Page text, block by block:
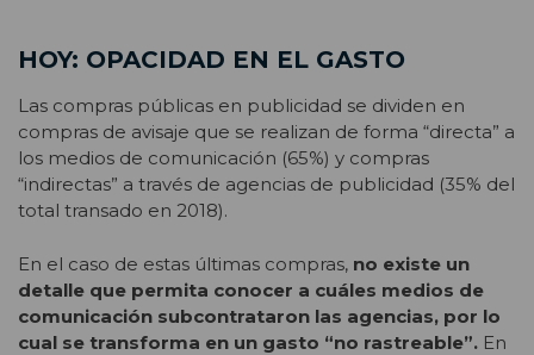
HOY: OPACIDAD EN EL GASTO
Las compras públicas en publicidad se dividen en
compras de avisaje que se realizan de forma “directa” a
los medios de comunicación (65%) y compras
“indirectas” a través de agencias de publicidad (35% del
total transado en 2018).
En el caso de estas últimas compras, no existe un
detalle que permita conocer a cuáles medios de
comunicación subcontrataron las agencias, por lo
cual se transforma en un gasto “no rastreable”. En